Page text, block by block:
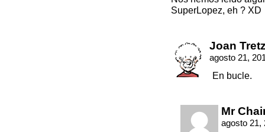
SuperLopez, eh ? XD
Joan
agosto 21,
En bucle.
Mr
agosto 21,